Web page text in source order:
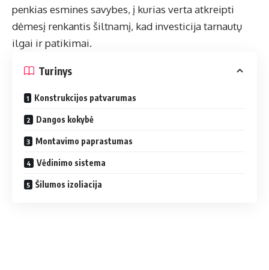
penkias esmines savybes, į kurias verta atkreipti
dėmesį renkantis šiltnamį, kad investicija tarnautų
ilgai ir patikimai.
Turinys
Konstrukcijos patvarumas
Dangos kokybė
Montavimo paprastumas
Vėdinimo sistema
Šilumos izoliacija